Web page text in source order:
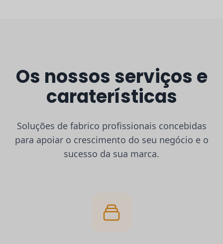
Os nossos serviços e
caraterísticas
Soluções de fabrico profissionais concebidas
para apoiar o crescimento do seu negócio e o
sucesso da sua marca.